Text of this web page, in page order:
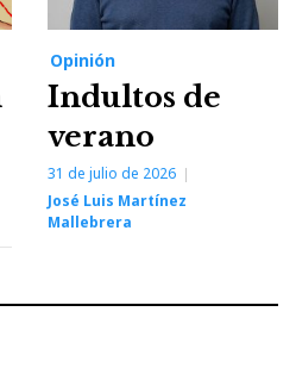
Opinión
Indultos de
verano
31 de julio de 2026
José Luis Martínez
Mallebrera